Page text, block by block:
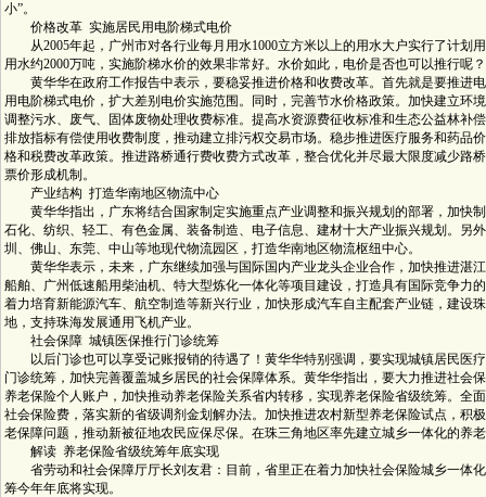
小”。
价格改革 实施居民用电阶梯式电价
从2005年起，广州市对各行业每月用水1000立方米以上的用水大户实行了计划
用水约2000万吨，实施阶梯水价的效果非常好。水价如此，电价是否也可以推行呢？
黄华华在政府工作报告中表示，要稳妥推进价格和收费改革。首先就是要推进
用电阶梯式电价，扩大差别电价实施范围。同时，完善节水价格政策。加快建立环
调整污水、废气、固体废物处理收费标准。提高水资源费征收标准和生态公益林补
排放指标有偿使用收费制度，推动建立排污权交易市场。稳步推进医疗服务和药品
格和税费改革政策。推进路桥通行费收费方式改革，整合优化并尽最大限度减少路
票价形成机制。
产业结构 打造华南地区物流中心
黄华华指出，广东将结合国家制定实施重点产业调整和振兴规划的部署，加快
石化、纺织、轻工、有色金属、装备制造、电子信息、建材十大产业振兴规划。另
圳、佛山、东莞、中山等地现代物流园区，打造华南地区物流枢纽中心。
黄华华表示，未来，广东继续加强与国际国内产业龙头企业合作，加快推进湛
船舶、广州低速船用柴油机、特大型炼化一体化等项目建设，打造具有国际竞争力
着力培育新能源汽车、航空制造等新兴行业，加快形成汽车自主配套产业链，建设
地，支持珠海发展通用飞机产业。
社会保障 城镇医保推行门诊统筹
以后门诊也可以享受记账报销的待遇了！黄华华特别强调，要实现城镇居民医
门诊统筹，加快完善覆盖城乡居民的社会保障体系。黄华华指出，要大力推进社会
养老保险个人账户，加快推动养老保险关系省内转移，实现养老保险省级统筹。全
社会保险费，落实新的省级调剂金划解办法。加快推进农村新型养老保险试点，积
老保障问题，推动新被征地农民应保尽保。在珠三角地区率先建立城乡一体化的养
解读 养老保险省级统筹年底实现
省劳动和社会保障厅厅长刘友君：目前，省里正在着力加快社会保险城乡一体
筹今年年底将实现。